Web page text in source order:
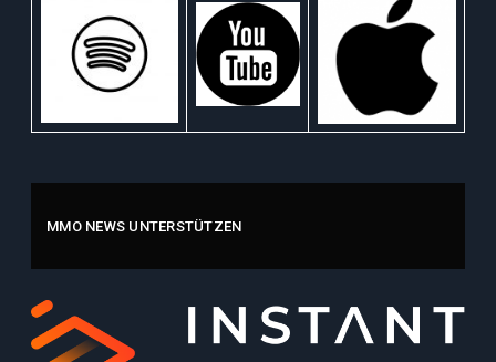
MMO NEWS UNTERSTÜTZEN